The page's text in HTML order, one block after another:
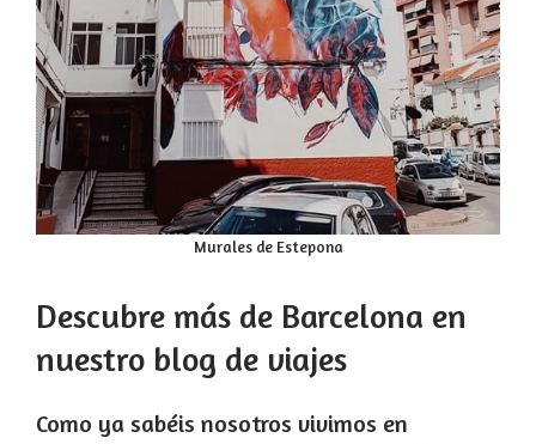
Murales de Estepona
Descubre más de Barcelona en
nuestro blog de viajes
Como ya sabéis nosotros vivimos en